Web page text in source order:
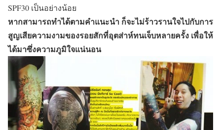
SPF30 เป็นอย่างน้อย
หากสามารถทำได้ตามคำแนะนำ ก็จะไม่ร้าวรานใจไปกับการ
สูญเสียความงามของรอยสักที่อุตส่าห์ทนเจ็บหลายครั้ง เพื่อให้
ได้มาซึ่งความภูมิใจแน่นอน